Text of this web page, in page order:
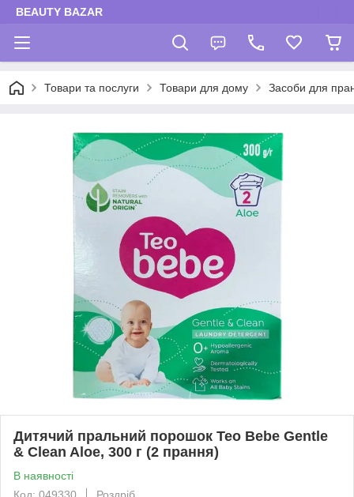
BEAUTY BAZAR
Товари та послуги Товари для дому Засоби для
Дитячий пральний порошок Teo Bebe Gentle
& Clean Aloe, 300 г (2 прання)
В наявності
Код: 049330
Роздріб